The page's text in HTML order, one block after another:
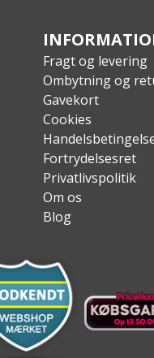
Fragt og levering
Ombytning og
Gavekort
Cookies
Fortrydelsesret
Privatlivspolitik
Om os
Blog